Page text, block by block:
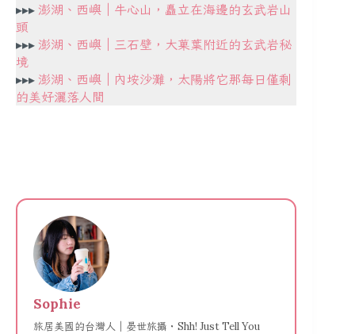
▸▸▸ 澎湖、西嶼｜牛心山，矗立在海邊的玄武岩山
頭
▸▸▸ 澎湖、西嶼｜三石壁，大菓葉附近的玄武岩秘
境
▸▸▸ 澎湖、西嶼｜內垵沙灘，太陽將它那每日僅剩
的美好灑落人間
Sophie
旅居美國的台灣人｜晏世旅攝・Shh! Just Tell You